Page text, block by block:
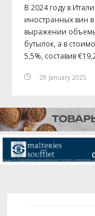
В 2024 году в
иностранных вин
выражении объемы
бутылок, а в
5,5%, составив
29 January 2025